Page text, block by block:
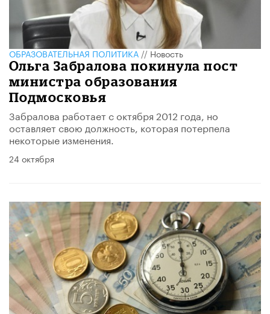
ОБРАЗОВАТЕЛЬНАЯ ПОЛИТИКА//Новость
Ольга Забралова покинула пост
министра образования
Подмосковья
Забралова работает с октября 2012 года, но
оставляет свою должность, которая потерпела
некоторые изменения.
24 октября